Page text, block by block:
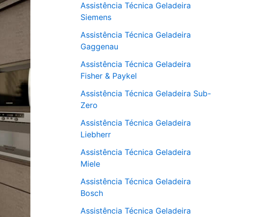
Assistência Técnica Geladeira
Siemens
Assistência Técnica Geladeira
Gaggenau
Assistência Técnica Geladeira
Fisher & Paykel
Assistência Técnica Geladeira Sub-
Zero
Assistência Técnica Geladeira
Liebherr
Assistência Técnica Geladeira
Miele
Assistência Técnica Geladeira
Bosch
Assistência Técnica Geladeira